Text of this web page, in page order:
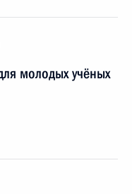
молодых учёных